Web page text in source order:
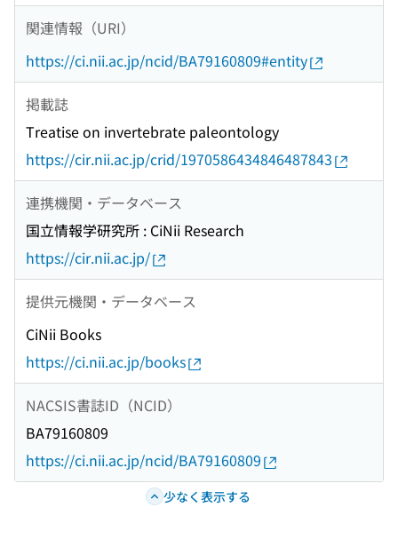
関連情報（URI）
https://ci.nii.ac.jp/ncid/BA79160809#entity
掲載誌
Treatise on invertebrate paleontology
https://cir.nii.ac.jp/crid/1970586434846487843
連携機関・データベース
国立情報学研究所 : CiNii Research
https://cir.nii.ac.jp/
提供元機関・データベース
CiNii Books
https://ci.nii.ac.jp/books
NACSIS書誌ID（NCID）
BA79160809
https://ci.nii.ac.jp/ncid/BA79160809
少なく表示する